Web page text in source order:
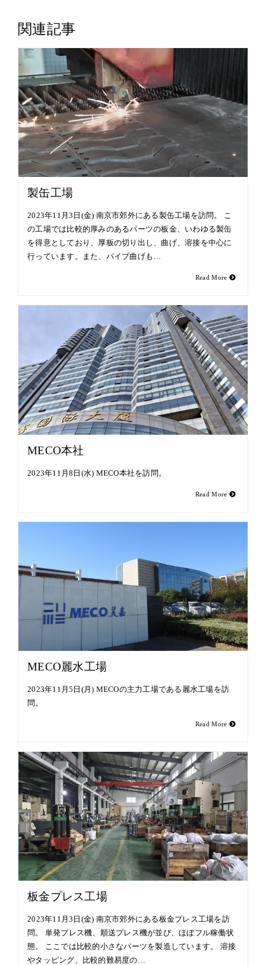
関連記事
製缶工場
2023年11月3日(金) 南京市郊外にある製缶工場を訪問。 こ
の工場では比較的厚みのあるパーツの板金、いわゆる製缶
を得意としており、厚板の切り出し、曲げ、溶接を中心に
行っています。また、パイプ曲げも…
Read More
MECO本社
2023年11月8日(水) MECO本社を訪問。
Read More
MECO麗水工場
2023年11月5日(月) MECOの主力工場である麗水工場を訪
問。
Read More
板金プレス工場
2023年11月3日(金) 南京市郊外にある板金プレス工場を訪
問。 単発プレス機、順送プレス機が並び、ほぼフル稼働状
態。 ここでは比較的小さなパーツを製造しています。 溶接
やタッピング、比較的難易度の…